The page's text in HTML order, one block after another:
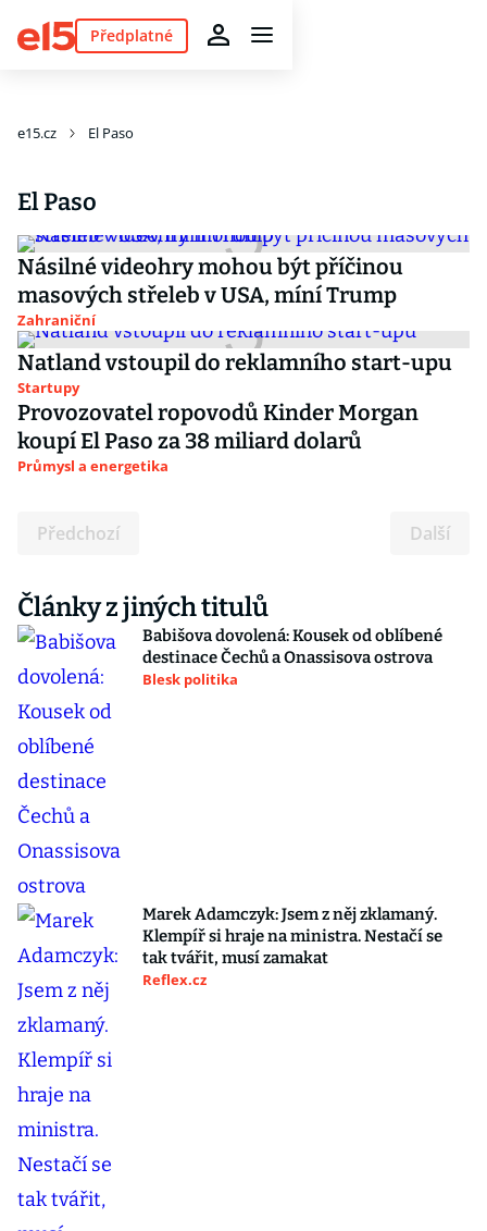
Předplatné
e15.cz El Paso
El Paso
Násilné videohry mohou být příčinou
masových střeleb v USA, míní Trump
Zahraniční
Natland vstoupil do reklamního start-upu
Startupy
Provozovatel ropovodů Kinder Morgan
koupí El Paso za 38 miliard dolarů
Průmysl a energetika
Předchozí Další
Články z jiných titulů
Babišova dovolená: Kousek od oblíbené
destinace Čechů a Onassisova ostrova
Blesk politika
Marek Adamczyk: Jsem z něj zklamaný.
Klempíř si hraje na ministra. Nestačí se
tak tvářit, musí zamakat
Reflex.cz